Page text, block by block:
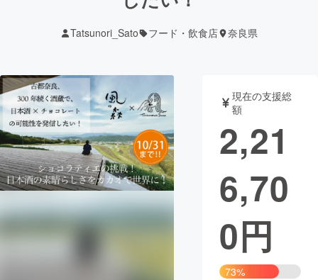
テクノロジー・ガジェット
映像・映画 書籍・雑誌
ビジネス・起業 チャレンジ
まちづくり・地域活性化
CAMPFIRE Creation
Tatsunori_Sato フード・飲食店 奈良県
現在の支援総
額
2,21
6,70
0円
73%